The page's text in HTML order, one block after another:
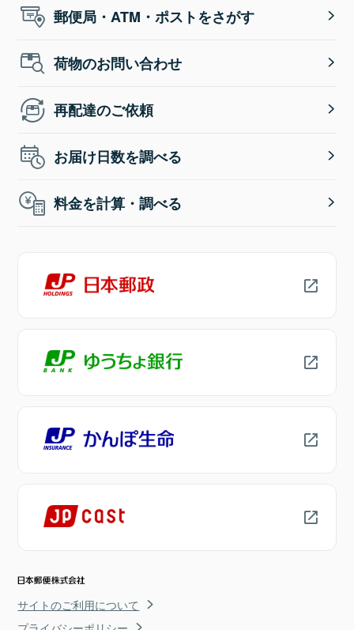
郵便局・ATM・ポストをさがす
荷物のお問い合わせ
再配達のご依頼
お届け日数を調べる
料金を計算・調べる
サイトのご利用について